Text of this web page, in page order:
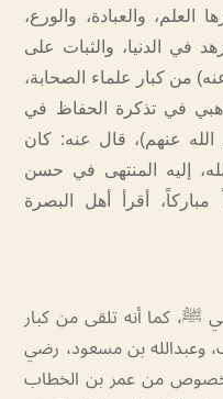
العلم، والعبادة، والورع،
في الدنيا، والثبات على
من كبار علماء الصحابة،
في تذكرة الحفاظ في
عنهم)، قال عنه: كان
إليه المنتهى في حسن
أقرأ أهل البصرة
ﷺ، كما أنه تلقى من كبار
وعبدالله بن مسعود، رضي
من عمر بن الخطاب